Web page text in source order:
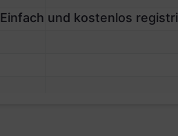
Einfach und kostenlos